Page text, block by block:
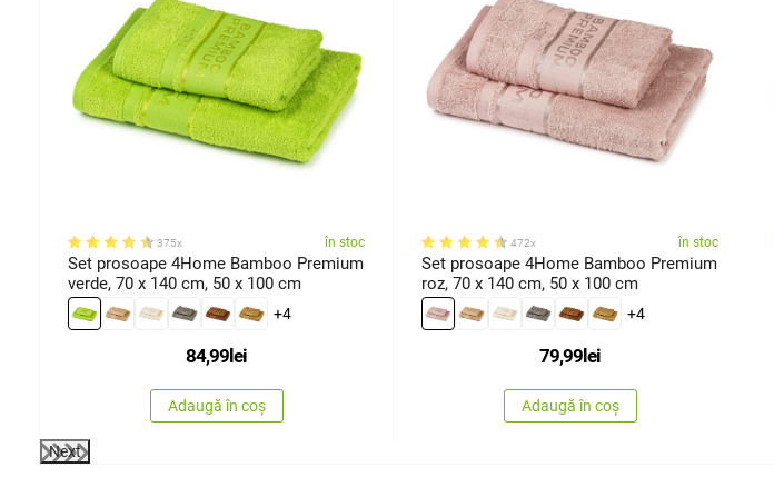
375x în stoc
Set prosoape 4Home Bamboo Premium
verde, 70 x 140 cm, 50 x 100 cm
+4
84,99lei
Adaugă în coș
472x în stoc
Set prosoape 4Home Bamboo Premium
roz, 70 x 140 cm, 50 x 100 cm
+4
79,99lei
Adaugă în coș
Next